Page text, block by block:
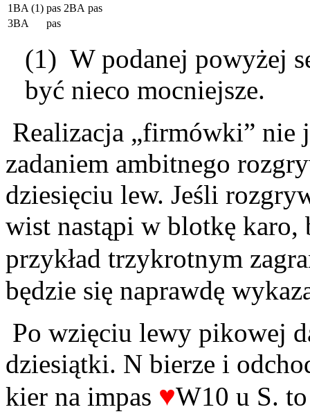
1BA (1) pas 2BA pas
3BA
pas
(1) W podanej powyżej
być nieco mocniejsze.
Realizacja „firmówki” nie
zadaniem ambitnego
dziesięciu lew. Jeśli
wist nastąpi w blotkę karo,
przykład trzykrotnym
będzie się naprawdę
Po wzięciu lewy pikowej
dziesiątki. N bierze i
kier na impas ♥W10 u S.